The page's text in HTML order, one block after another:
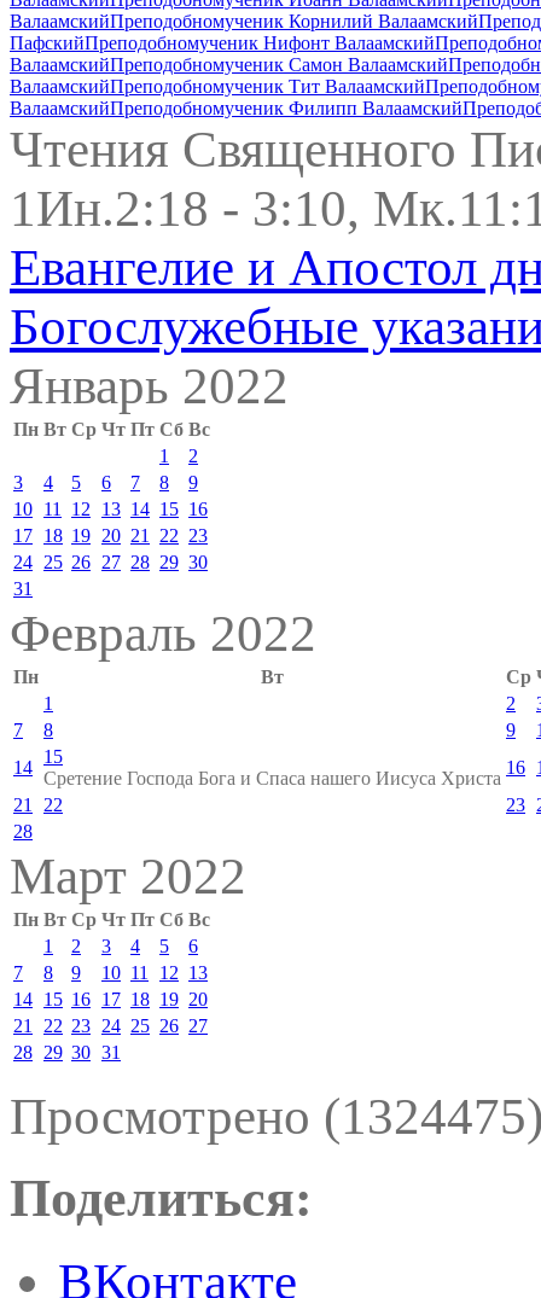
ВалаамскийПреподобномученик Корнилий Валаамский
ПафскийПреподобномученик Нифонт Валаамский
ВалаамскийПреподобномученик Самон Валаамский
ВалаамскийПреподобномученик Тит Валаамский
ВалаамскийПреподобномученик Филипп Валаамский
Чтения Священного
1Ин.2:18 - 3:10,
Евангелие и Апостол
Богослужебные
Январь 2022
Пн Вт Ср Чт Пт Сб Вс
1
2
3
4 5 6 7 8
9
10 11 12 13 14 15 16
17 18 19 20 21 22 23
24 25 26 27 28 29 30
31
Февраль 2022
Пн Вт Ср
1
2
7
8 9
14
15
Сретение Господа Бога и Спаса нашего Иисуса Христа
16
21
22 23
28
Март 2022
Пн Вт Ср Чт Пт Сб Вс
1
2 3 4 5
6
7
8 9 10 11 12 13
14 15 16 17 18 19 20
21
22 23 24 25 26 27
28 29 30 31
Просмотрено
Поделиться:
ВКонтакте